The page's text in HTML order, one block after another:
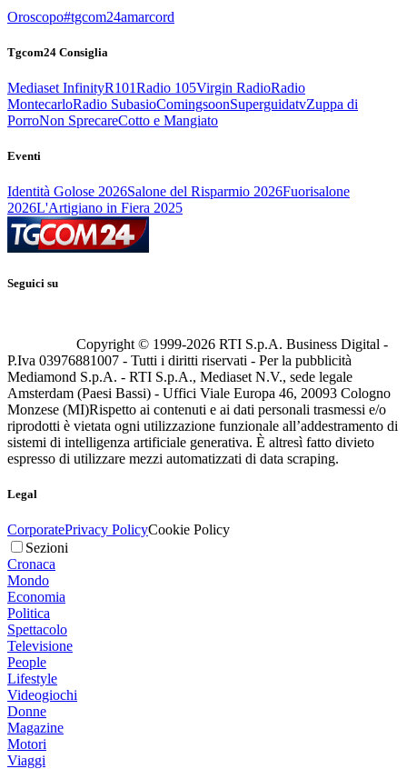
Oroscopo#tgcom24amarcord
Tgcom24 Consiglia
Mediaset InfinityR101Radio 105Virgin RadioRadio
MontecarloRadio SubasioComingsoonSuperguidatvZuppa di
PorroNon SprecareCotto e Mangiato
Eventi
Identità Golose 2026Salone del Risparmio 2026Fuorisalone
2026L'Artigiano in Fiera 2025
Seguici su
Copyright © 1999-2026 RTI S.p.A. Business Digital -
P.Iva 03976881007 - Tutti i diritti riservati - Per la pubblicità
Mediamond S.p.A. - RTI S.p.A., Mediaset N.V., sede legale
Amsterdam (Paesi Bassi) - Uffici Viale Europa 46, 20093 Cologno
Monzese (MI)Rispetto ai contenuti e ai dati personali trasmessi e/o
riprodotti è vietata ogni utilizzazione funzionale all’addestramento di
sistemi di intelligenza artificiale generativa. È altresì fatto divieto
espresso di utilizzare mezzi automatizzati di data scraping.
Legal
CorporatePrivacy PolicyCookie Policy
Sezioni
Cronaca
Mondo
Economia
Politica
Spettacolo
Televisione
People
Lifestyle
Videogiochi
Donne
Magazine
Motori
Viaggi